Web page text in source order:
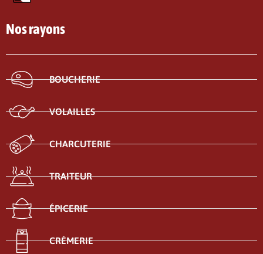
Nos rayons
BOUCHERIE
VOLAILLES
CHARCUTERIE
TRAITEUR
ÉPICERIE
CRÈMERIE